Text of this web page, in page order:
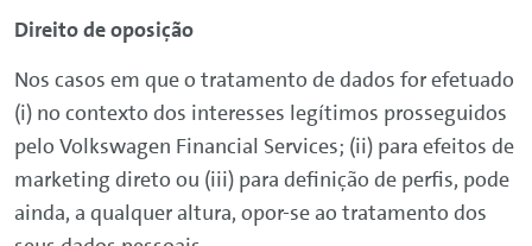
Direito de oposição
Nos casos em que o tratamento de dados for efetuado
(i) no contexto dos interesses legítimos prosseguidos
pelo Volkswagen Financial Services; (ii) para efeitos de
marketing direto ou (iii) para definição de perfis, pode
ainda, a qualquer altura, opor-se ao tratamento dos